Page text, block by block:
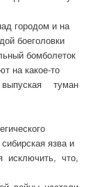
городом и на
боеголовки
бомболеток
на какое-то
туман
язва и
исключить, что,